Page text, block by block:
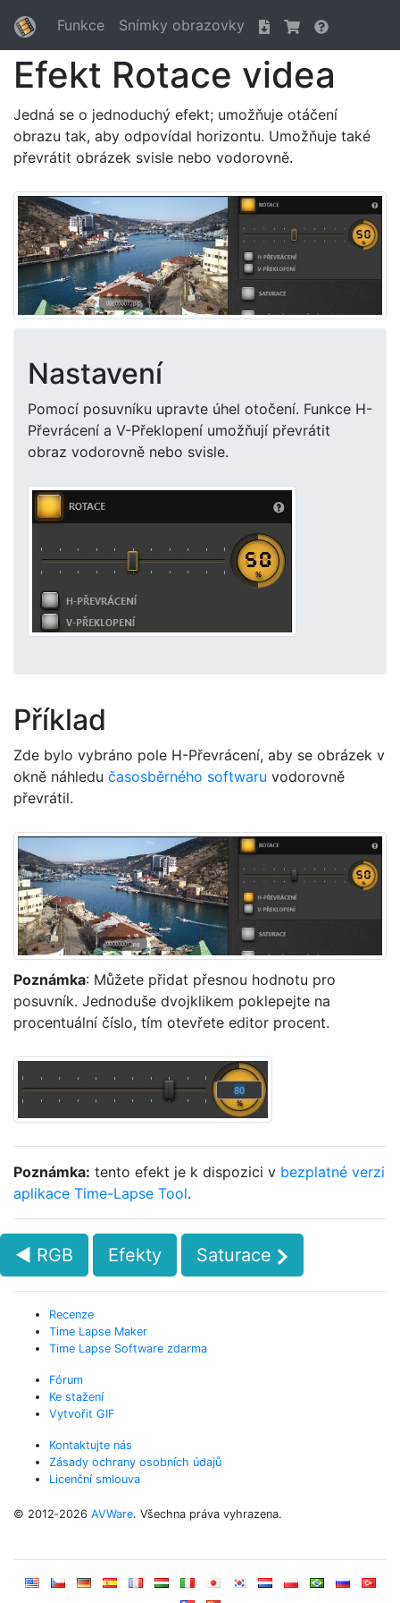
Funkce Snímky obrazovky
Efekt Rotace videa
Jedná se o jednoduchý efekt; umožňuje otáčení
obrazu tak, aby odpovídal horizontu. Umožňuje také
převrátit obrázek svisle nebo vodorovně.
Nastavení
Pomocí posuvníku upravte úhel otočení. Funkce H-
Převrácení a V-Překlopení umožňují převrátit
obraz vodorovně nebo svisle.
Příklad
Zde bylo vybráno pole H-Převrácení, aby se obrázek v
okně náhledu časosběrného softwaru vodorovně
převrátil.
Poznámka: Můžete přidat přesnou hodnotu pro
posuvník. Jednoduše dvojklikem poklepejte na
procentuální číslo, tím otevřete editor procent.
Poznámka: tento efekt je k dispozici v bezplatné verzi
aplikace Time-Lapse Tool.
◄ RGB Efekty Saturace
Recenze
Time Lapse Maker
Time Lapse Software zdarma
Fórum
Ke stažení
Vytvořit GIF
Kontaktujte nás
Zásady ochrany osobních údajů
Licenční smlouva
© 2012‑2026 AVWare. Všechna práva vyhrazena.